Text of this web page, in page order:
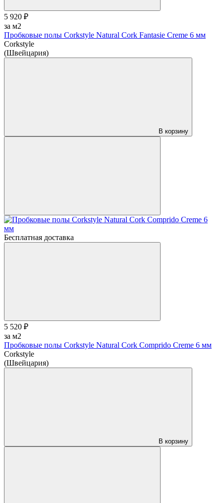
5 920 ₽
за м2
Пробковые полы Corkstyle Natural Cork Fantasie Creme 6 мм
Corkstyle
(Швейцария)
В корзину
Бесплатная доставка
5 520 ₽
за м2
Пробковые полы Corkstyle Natural Cork Сomprido Сreme 6 мм
Corkstyle
(Швейцария)
В корзину